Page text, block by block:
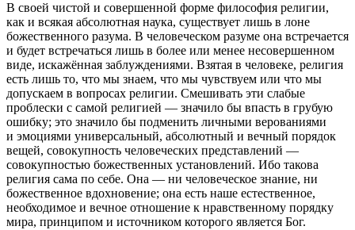
В своей чистой и совершенной форме философия религии,
как и всякая абсолютная наука, существует лишь в лоне
божественного разума. В человеческом разуме она встречается
и будет встречаться лишь в более или менее несовершенном
виде, искажённая заблуждениями. Взятая в человеке, религия
есть лишь то, что мы знаем, что мы чувствуем или что мы
допускаем в вопросах религии. Смешивать эти слабые
проблески с самой религией — значило бы впасть в грубую
ошибку; это значило бы подменить личными верованиями
и эмоциями универсальный, абсолютный и вечный порядок
вещей, совокупность человеческих представлений —
совокупностью божественных установлений. Ибо такова
религия сама по себе. Она — ни человеческое знание, ни
божественное вдохновение; она есть наше естественное,
необходимое и вечное отношение к нравственному порядку
мира, принципом и источником которого является Бог.